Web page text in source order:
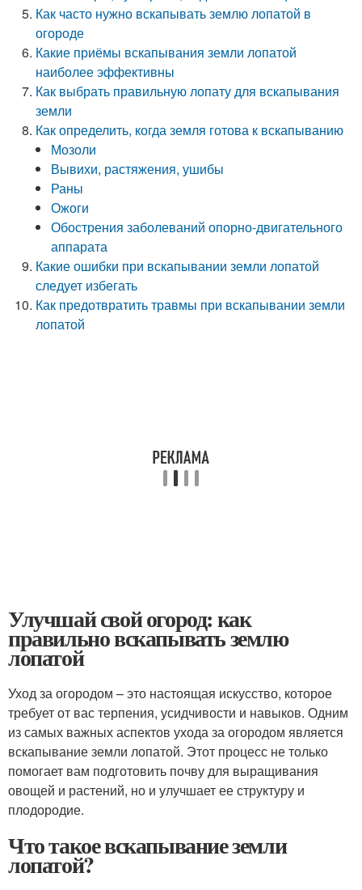
Как часто нужно вскапывать землю лопатой в
огороде
Какие приёмы вскапывания земли лопатой
наиболее эффективны
Как выбрать правильную лопату для вскапывания
земли
Как определить, когда земля готова к вскапыванию
Мозоли
Вывихи, растяжения, ушибы
Раны
Ожоги
Обострения заболеваний опорно-двигательного
аппарата
Какие ошибки при вскапывании земли лопатой
следует избегать
Как предотвратить травмы при вскапывании земли
лопатой
Улучшай свой огород: как
правильно вскапывать землю
лопатой
Уход за огородом – это настоящая искусство, которое
требует от вас терпения, усидчивости и навыков. Одним
из самых важных аспектов ухода за огородом является
вскапывание земли лопатой. Этот процесс не только
помогает вам подготовить почву для выращивания
овощей и растений, но и улучшает ее структуру и
плодородие.
Что такое вскапывание земли
лопатой?